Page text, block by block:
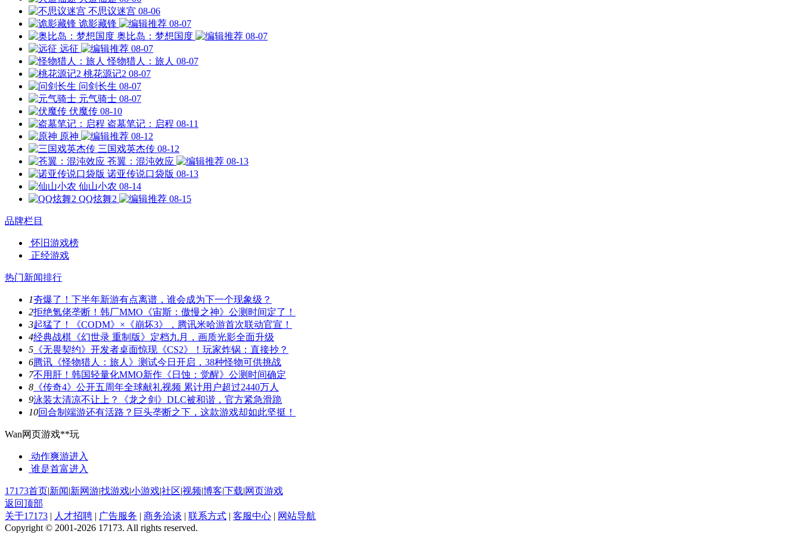
不思议迷宫 08-06
诡影藏锋
08-07
奥比岛：梦想国度
08-07
远征
08-07
怪物猎人：旅人 08-07
桃花源记2 08-07
问剑长生 08-07
元气骑士 08-07
伏魔传 08-10
盗墓笔记：启程 08-11
原神
08-12
三国戏英杰传 08-12
苍翼：混沌效应
08-13
诺亚传说口袋版 08-13
仙山小农 08-14
QQ炫舞2
08-15
品牌栏目
怀旧游戏榜
正经游戏
热门新闻排行
1夯爆了！下半年新游有点离谱，谁会成为下一个现象级？
2拒绝氪佬垄断！韩厂MMO《宙斯：傲慢之神》公测时间定了！
3起猛了！《CODM》×《崩坏3》，腾讯米哈游首次联动官宣！
4经典战棋《幻世录 重制版》定档九月，画质光影全面升级
5 《无畏契约》开发者桌面惊现《CS2》！玩家炸锅：直接抄？
6腾讯《怪物猎人：旅人》测试今日开启，38种怪物可供挑战
7不用肝！韩国轻量化MMO新作《日蚀：觉醒》公测时间确定
8 《传奇4》公开五周年全球献礼视频 累计用户超过2440万人
9泳装太清凉不让上？《龙之剑》DLC被和谐，官方紧急滑跪
10回合制端游还有活路？巨头垄断之下，这款游戏却如此坚挺！
Wan网页游戏**玩
动作爽游进入
谁是首富进入
17173首页|新闻|新网游|找游戏|小游戏|社区|视频|博客|下载|网页游戏
返回顶部
关于17173 | 人才招聘 | 广告服务 | 商务洽谈 | 联系方式 | 客服中心 | 网站导航
Copyright © 2001-2026 17173. All rights reserved.